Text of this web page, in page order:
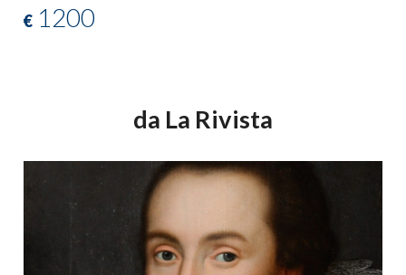
€ 1200
da La Rivista